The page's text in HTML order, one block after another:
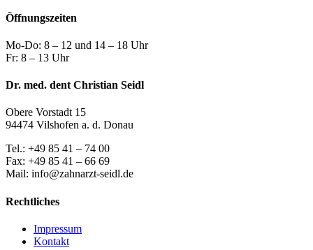
Öffnungszeiten
Mo-Do: 8 – 12 und 14 – 18 Uhr
Fr: 8 – 13 Uhr
Dr. med. dent Christian Seidl
Obere Vorstadt 15
94474 Vilshofen a. d. Donau
Tel.: +49 85 41 – 74 00
Fax: +49 85 41 – 66 69
Mail: info@zahnarzt-seidl.de
Rechtliches
Impressum
Kontakt